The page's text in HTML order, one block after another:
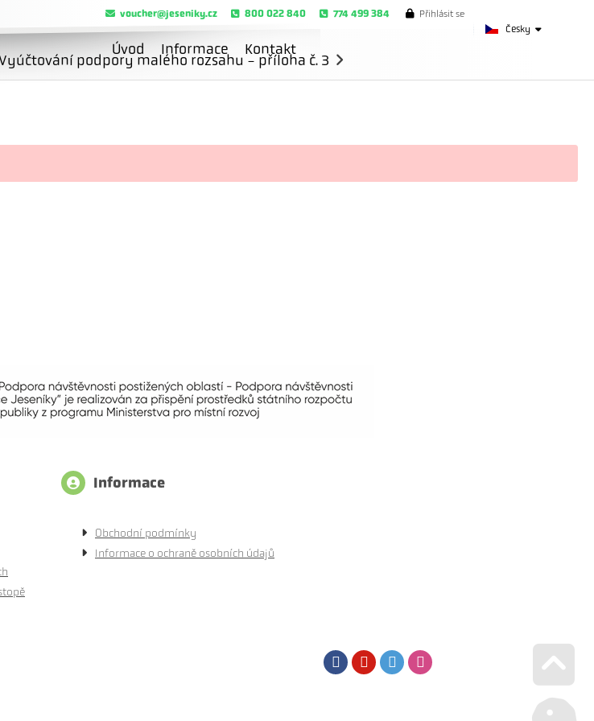
Česky
voucher@jeseniky.cz 800 022 840 774 499 384 Přihlásit se
Úvod Informace Kontakt
podpory malého rozsahu - příloha č. 3
Informace
Obchodní podmínky
Informace o ochraně osobních údajů
FacebookYoutubeTwitter
Go